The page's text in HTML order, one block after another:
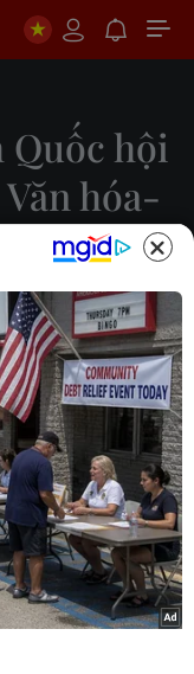
hội
hóa-
Chủ tịch Quốc
Văn hóa-Du
trình giao lưu
Việt Nam-Nhật